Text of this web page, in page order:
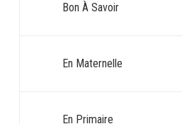
Bon À Savoir
En Maternelle
En Primaire